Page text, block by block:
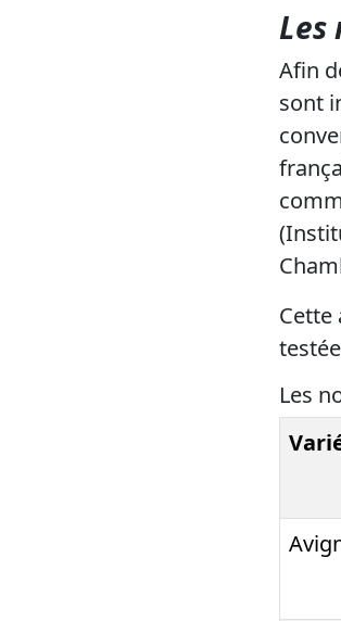
Les
Afin
sont
Cette
Les